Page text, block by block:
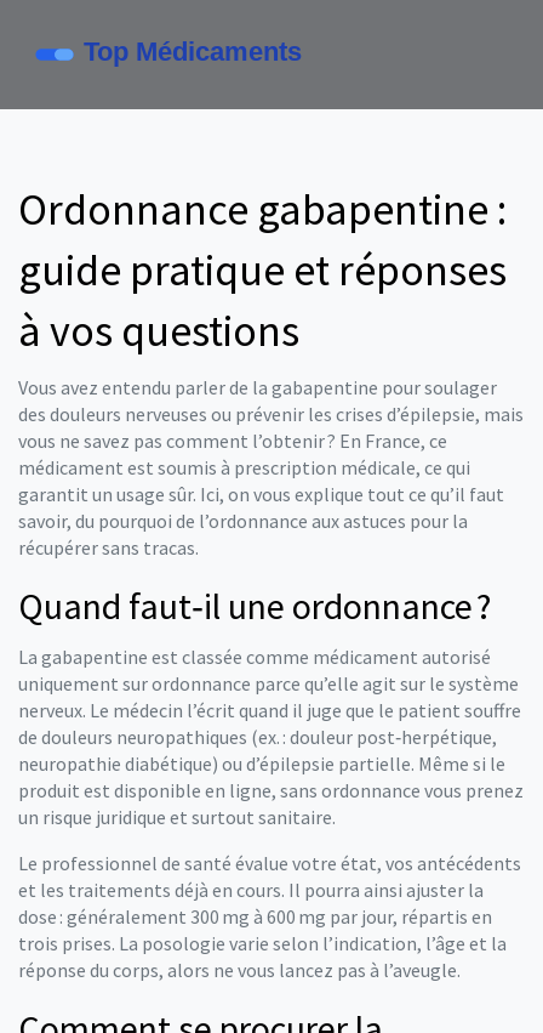
Ordonnance gabapentine :
guide pratique et réponses
à vos questions
Vous avez entendu parler de la gabapentine pour soulager
des douleurs nerveuses ou prévenir les crises d’épilepsie, mais
vous ne savez pas comment l’obtenir ? En France, ce
médicament est soumis à prescription médicale, ce qui
garantit un usage sûr. Ici, on vous explique tout ce qu’il faut
savoir, du pourquoi de l’ordonnance aux astuces pour la
récupérer sans tracas.
Quand faut‑il une ordonnance ?
La gabapentine est classée comme médicament autorisé
uniquement sur ordonnance parce qu’elle agit sur le système
nerveux. Le médecin l’écrit quand il juge que le patient souffre
de douleurs neuropathiques (ex. : douleur post‑herpétique,
neuropathie diabétique) ou d’épilepsie partielle. Même si le
produit est disponible en ligne, sans ordonnance vous prenez
un risque juridique et surtout sanitaire.
Le professionnel de santé évalue votre état, vos antécédents
et les traitements déjà en cours. Il pourra ainsi ajuster la
dose : généralement 300 mg à 600 mg par jour, répartis en
trois prises. La posologie varie selon l’indication, l’âge et la
réponse du corps, alors ne vous lancez pas à l’aveugle.